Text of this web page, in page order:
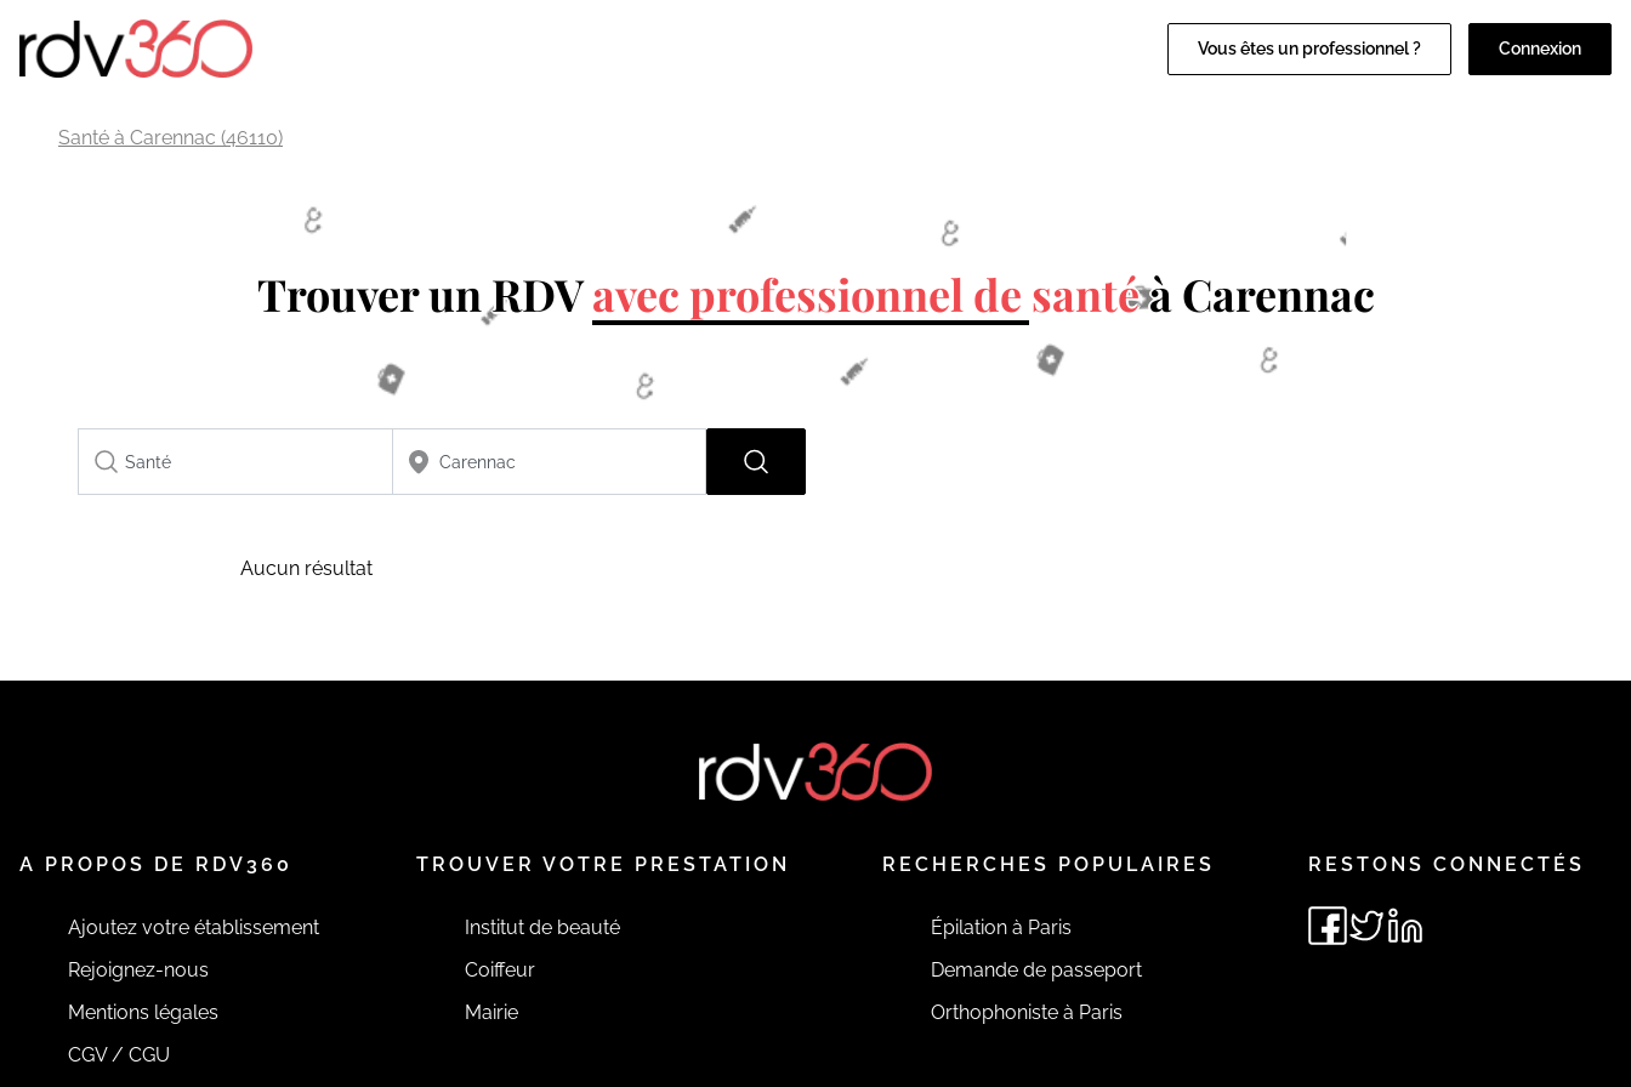
Vous êtes un professionnel ? Connexion
Santé à Carennac (46110)
Trouver un RDVavec professionnel de santéà Carennac
Aucun résultat
A PROPOS DE RDV360
Ajoutez votre établissement
Rejoignez-nous
Mentions légales
CGV / CGU
TROUVER VOTRE PRESTATION
Institut de beauté
Coiffeur
Mairie
RECHERCHES POPULAIRES
Épilation à Paris
Demande de passeport
Orthophoniste à Paris
RESTONS CONNECTÉS